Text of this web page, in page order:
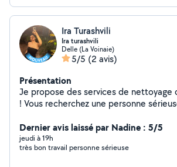
Ira Turashvili
Ira turashvili
Delle (La Voinaie)
5/5 (2 avis)
Présentation
Je propose des services de nettoyage
! Vous recherchez une personne sérieuse, efficace et
complet de maisons, appartements et
travaux de nettoyage difficiles ne me
Rangement et organisation de votre
Dernier avis laissé par Nadine : 5/5
jeudi à 19h
très bon travail personne sérieuse